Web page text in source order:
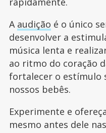
A audição é o único
desenvolver a
música lenta e
ao ritmo do coração
fortalecer o estímulo
nossos bebês.
Experimente e
mesmo antes dele